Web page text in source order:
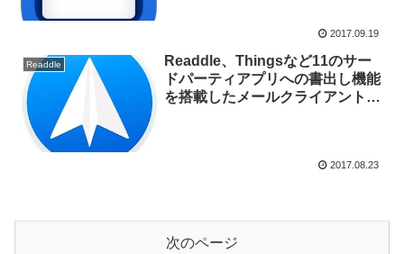
2017.09.19
Readdle
Readdle、Thingsなど11のサー
ドパーティアプリへの書出し機能
を搭載したメールクライアント
2017.08.23
次のページ